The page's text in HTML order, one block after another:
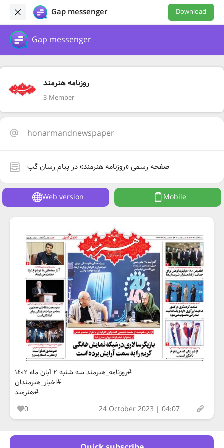
Gap messenger Download
Gap messenger
روزنامه هنرمند
3 Member
honarmandnewspaper
صفحه رسمی «روزنامه هنرمند» در پیام رسان گپ
Web version Mobile
#روزنامه_هنرمند سه شنبه ٢ آبان ماه ١٤٠٢
#اخبار_هنرمندان
#هنرمند
0
24 October 2023 | 04:07